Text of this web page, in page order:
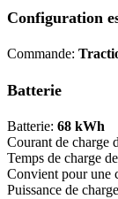
Configuration
Commande:
Batterie
Batterie: 68 kWh
Courant de charge
Temps de charge
Convient pour une
Puissance de